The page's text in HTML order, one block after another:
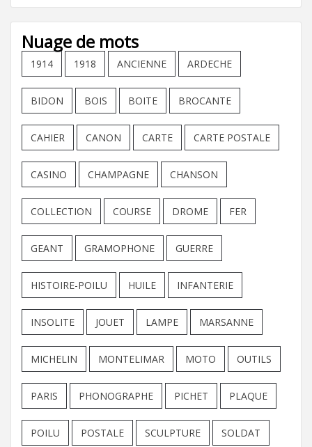
Nuage de mots
1914 1918 ANCIENNE ARDECHE
BIDON BOIS BOITE BROCANTE
CAHIER CANON CARTE CARTE POSTALE
CASINO CHAMPAGNE CHANSON
COLLECTION COURSE DROME FER
GEANT GRAMOPHONE GUERRE
HISTOIRE-POILU HUILE INFANTERIE
INSOLITE JOUET LAMPE MARSANNE
MICHELIN MONTELIMAR MOTO OUTILS
PARIS PHONOGRAPHE PICHET PLAQUE
POILU POSTALE SCULPTURE SOLDAT